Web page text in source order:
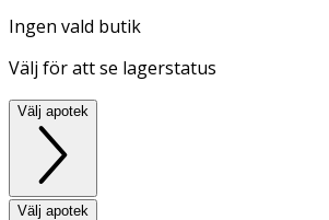
Ingen vald butik
Välj för att se lagerstatus
Välj apotek
Välj apotek